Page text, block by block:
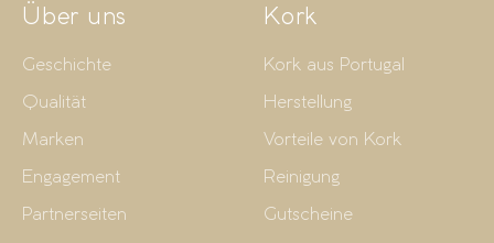
Über uns
Geschichte
Qualität
Marken
Engagement
Partnerseiten
Kork
Kork aus Portugal
Herstellung
Vorteile von Kork
Reinigung
Gutscheine